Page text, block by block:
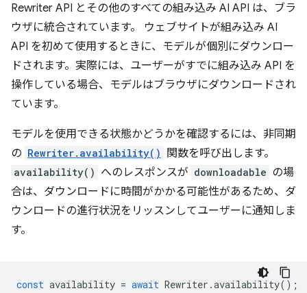
Rewriter API とその他のすべての組み込み AI API は、ブラ
ウザに統合されています。 ウェブサイトが組み込み AI
API を初めて使用するときに、モデルが個別にダウンロー
ドされます。実際には、ユーザーがすでに組み込み API を
操作している場合、モデルはブラウザにダウンロードされ
ています。
モデルを使用できる状態かどうかを確認するには、非同期
の Rewriter.availability() 関数を呼び出します。
availability() へのレスポンスが downloadable の場
合は、ダウンロードに時間がかかる可能性があるため、ダ
ウンロードの進行状況をリッスンしてユーザーに通知しま
す。
const availability = await Rewriter .availability();